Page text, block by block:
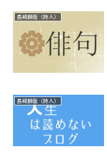
長崎瞬哉（詩人）
長崎瞬哉（詩人）